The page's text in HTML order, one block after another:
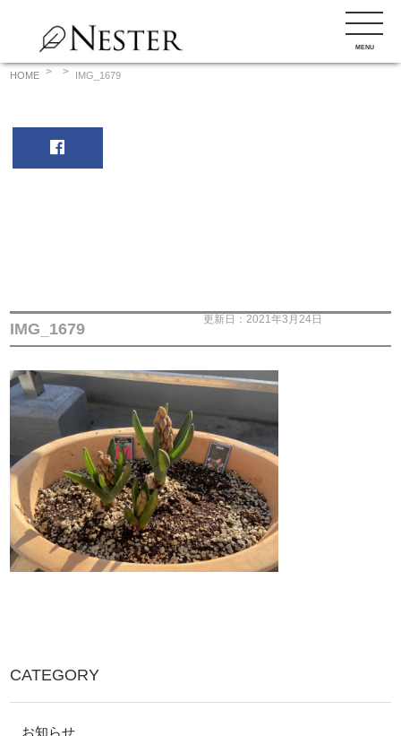
ン
MENU
HOME IMG_1679
更新日：2021年3月24日
IMG_1679
CATEGORY
お知らせ